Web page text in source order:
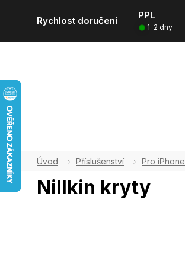
Rychlost doručení PPL
1-2 dny
Příslušenství Pro iPhone
Nillkin kryty